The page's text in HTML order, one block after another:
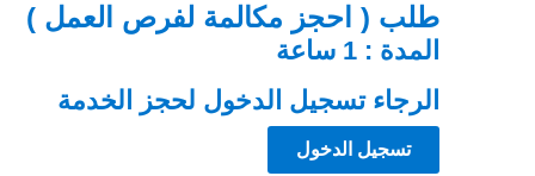
طلب ( احجز مكالمة لفرص العمل )
المدة : 1 ساعة
الرجاء تسجيل الدخول لحجز الخدمة
تسجيل الدخول